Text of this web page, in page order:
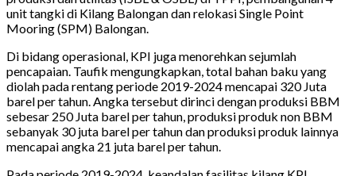
unit tangki di Kilang Balongan dan relokasi Single Point
Mooring (SPM) Balongan.
Di bidang operasional, KPI juga menorehkan sejumlah
pencapaian. Taufik mengungkapkan, total bahan baku yang
diolah pada rentang periode 2019-2024 mencapai 320 Juta
barel per tahun. Angka tersebut dirinci dengan produksi BBM
sebesar 250 Juta barel per tahun, produksi produk non BBM
sebanyak 30 juta barel per tahun dan produksi produk lainnya
mencapai angka 21 juta barel per tahun.